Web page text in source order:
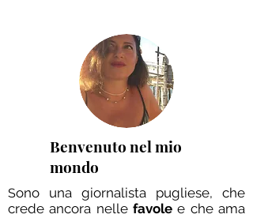
Benvenuto nel mio
mondo
Sono una giornalista pugliese, che
crede ancora nelle favole e che ama